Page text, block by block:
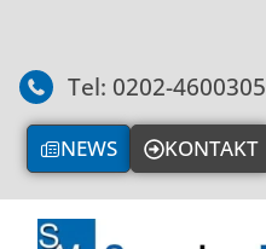
Tel: 0202-4600305
NEWS KONTAKT